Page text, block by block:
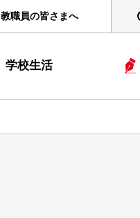
教職員の皆さまへ
学校生活